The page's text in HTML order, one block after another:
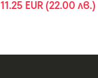
11.25 EUR (22.00 лв.)